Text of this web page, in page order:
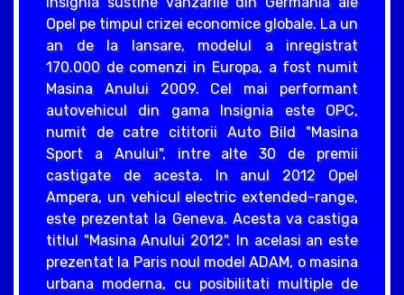
Opel pe timpul crizei economice globale. La un
an de la lansare, modelul a inregistrat
170.000 de comenzi in Europa, a fost numit
Masina Anului 2009. Cel mai performant
autovehicul din gama Insignia este OPC,
numit de catre cititorii Auto Bild "Masina
Sport a Anului", intre alte 30 de premii
castigate de acesta. In anul 2012 Opel
Ampera, un vehicul electric extended-range,
este prezentat la Geneva. Acesta va castiga
titlul "Masina Anului 2012". In acelasi an este
prezentat la Paris noul model ADAM, o masina
urbana moderna, cu posibilitati multiple de